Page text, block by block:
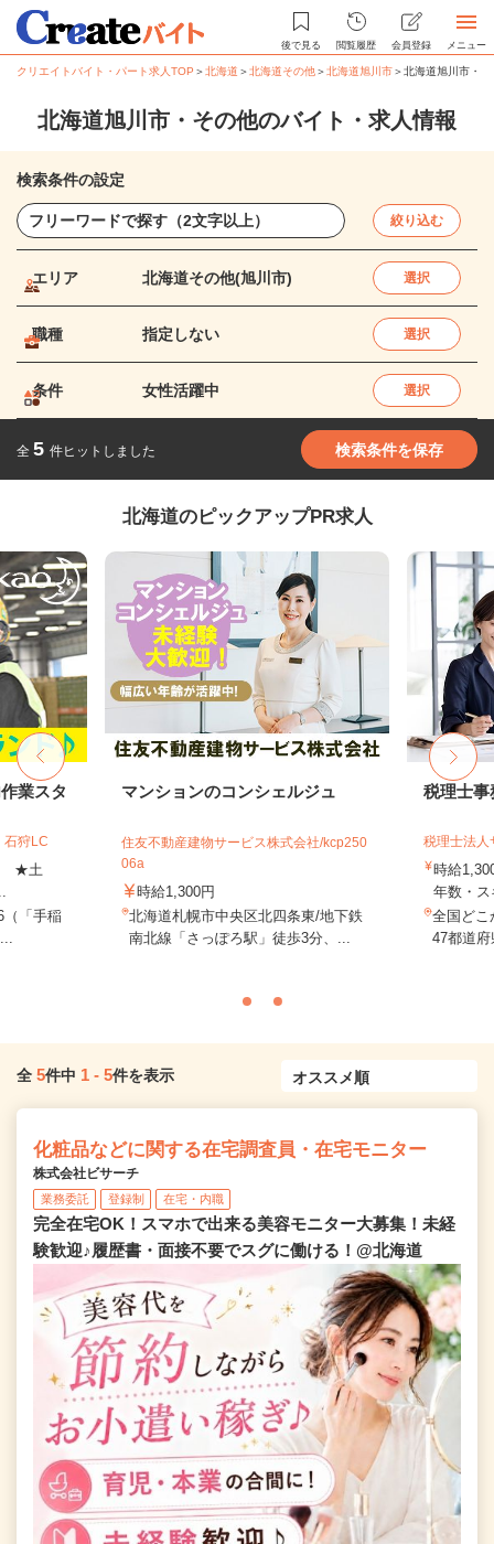
後で見る 閲覧履歴 会員登録 メニュー
クリエイトバイト・パート求人TOP ＞北海道 ＞北海道その他＞北海道旭川市＞北海道旭川市・
北海道旭川市・その他のバイト・求人情報
検索条件の設定
絞り込む
エリア 北海道その他(旭川市) 選択
職種 指定しない 選択
条件 女性活躍中 選択
全 5 件ヒットしました 検索条件を保存
北海道のピックアップPR求人
業スタ
狩LC
★土
（「手稲
マンションのコンシェルジュ
住友不動産建物サービス株式会社/kcp250
06a
時給1,300円
北海道札幌市中央区北四条東/地下鉄
南北線「さっぽろ駅」徒歩3分、...
税理士事
税理士法人
時給
年数・
全国どこ
47都道
全 5件中 1 - 5件を表示
化粧品などに関する在宅調査員・在宅モニター
株式会社ビサーチ
業務委託 登録制 在宅・内職
完全在宅OK！スマホで出来る美容モニター大募集！未経
験歓迎♪履歴書・面接不要でスグに働ける！@北海道